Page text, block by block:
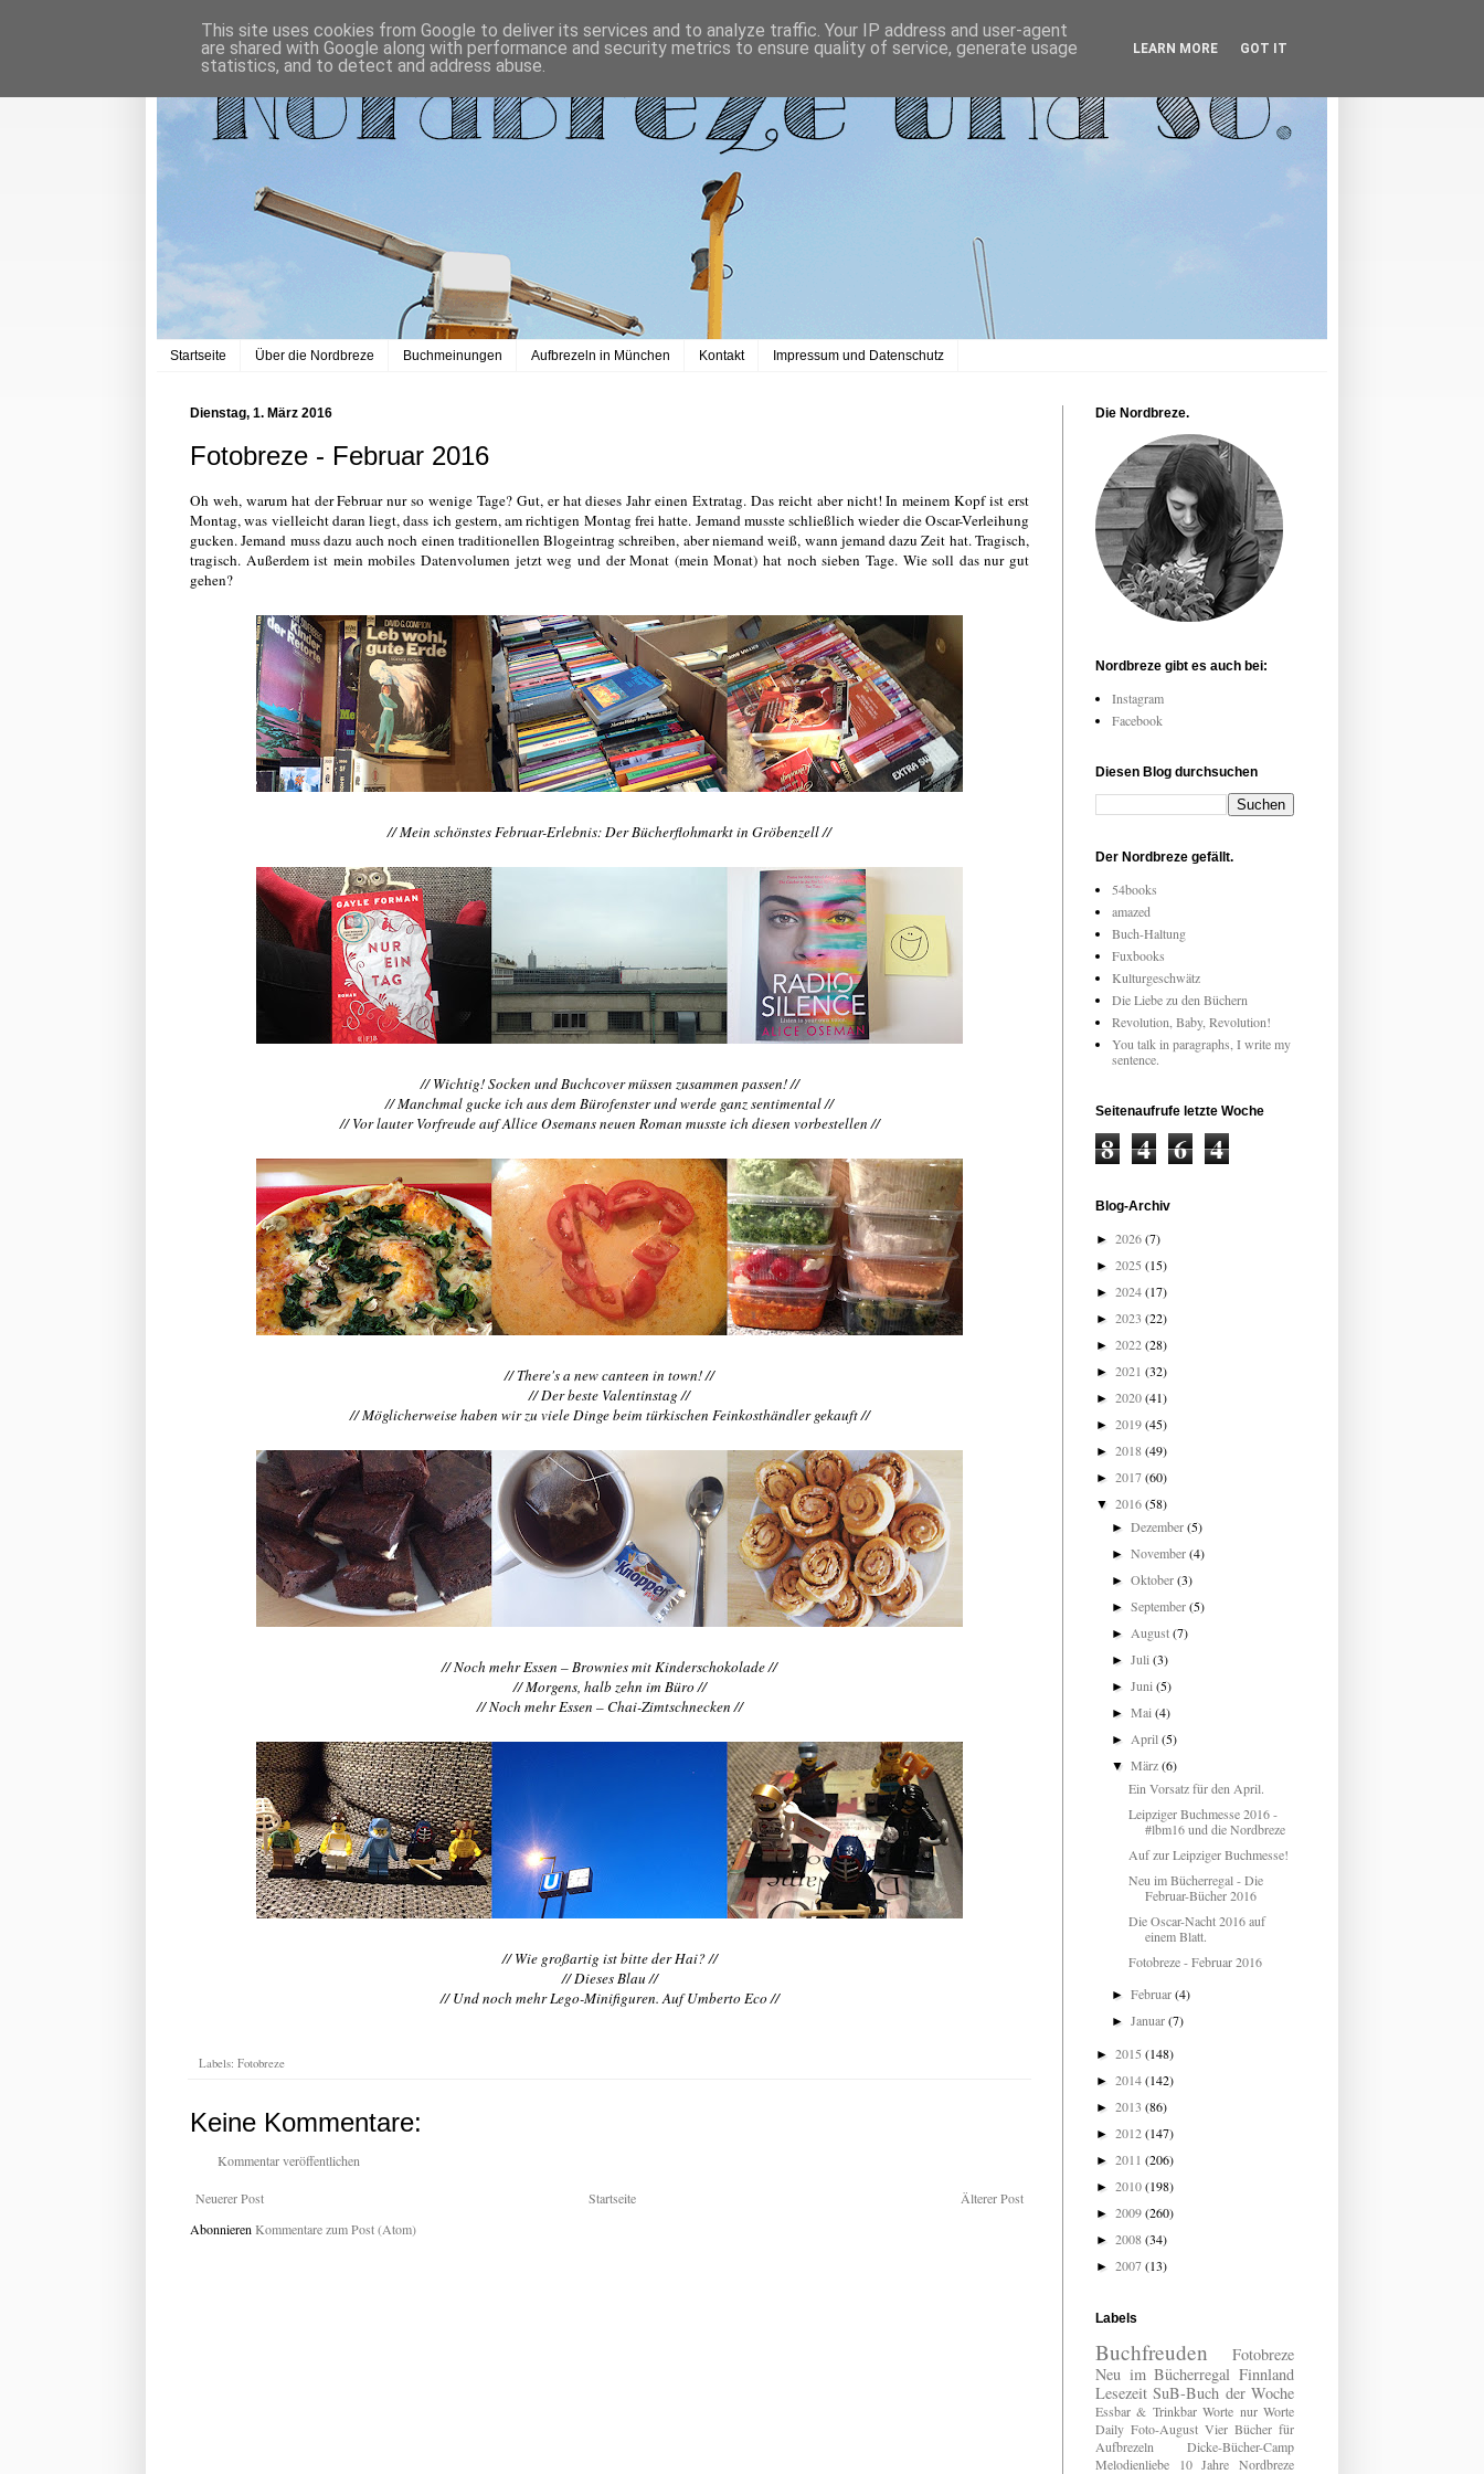
Startseite Über die Nordbreze Buchmeinungen Aufbrezeln in München Kontakt Impressum und Datenschutz
Dienstag, 1. März 2016
Fotobreze - Februar 2016
Oh weh, warum hat der Februar nur so wenige Tage? Gut, er hat dieses Jahr einen Extratag. Das reicht aber nicht! In meinem Kopf ist erst
Montag, was vielleicht daran liegt, dass ich gestern, am richtigen Montag frei hatte. Jemand musste schließlich wieder die Oscar-Verleihung
gucken. Jemand muss dazu auch noch einen traditionellen Blogeintrag schreiben, aber niemand weiß, wann jemand dazu Zeit hat. Tragisch,
tragisch. Außerdem ist mein mobiles Datenvolumen jetzt weg und der Monat (mein Monat) hat noch sieben Tage. Wie soll das nur gut
gehen?
// Mein schönstes Februar-Erlebnis: Der Bücherflohmarkt in Gröbenzell //
// Wichtig! Socken und Buchcover müssen zusammen passen! //
// Manchmal gucke ich aus dem Bürofenster und werde ganz sentimental //
// Vor lauter Vorfreude auf Allice Osemans neuen Roman musste ich diesen vorbestellen //
// There's a new canteen in town! //
// Der beste Valentinstag //
// Möglicherweise haben wir zu viele Dinge beim türkischen Feinkosthändler gekauft //
// Noch mehr Essen – Brownies mit Kinderschokolade //
// Morgens, halb zehn im Büro //
// Noch mehr Essen – Chai-Zimtschnecken //
// Wie großartig ist bitte der Hai? //
// Dieses Blau //
// Und noch mehr Lego-Minifiguren. Auf Umberto Eco //
Labels: Fotobreze
Keine Kommentare:
Kommentar veröffentlichen
Neuerer Post Älterer Post
Startseite
Abonnieren Kommentare zum Post (Atom)
Die Nordbreze.
Nordbreze gibt es auch bei:
Instagram
Facebook
Diesen Blog durchsuchen
Der Nordbreze gefällt.
54books
amazed
Buch-Haltung
Fuxbooks
Kulturgeschwätz
Die Liebe zu den Büchern
Revolution, Baby, Revolution!
You talk in paragraphs, I write my
sentence.
Seitenaufrufe letzte Woche
8 4 6 4
Blog-Archiv
► 2026(7)
► 2025 (15)
► 2024(17)
► 2023 (22)
► 2022(28)
► 2021 (32)
► 2020(41)
► 2019(45)
► 2018(49)
► 2017(60)
▼ 2016(58)
►Dezember(5)
►November(4)
►Oktober(3)
►September(5)
►August(7)
►Juli(3)
►Juni(5)
►Mai(4)
►April(5)
▼März(6)
Ein Vorsatz für den April.
Leipziger Buchmesse 2016 -
#lbm16 und die Nordbreze
Auf zur Leipziger Buchmesse!
Neu im Bücherregal - Die
Februar-Bücher 2016
Die Oscar-Nacht 2016 auf
einem Blatt.
Fotobreze - Februar 2016
►Februar(4)
►Januar(7)
► 2015 (148)
► 2014(142)
► 2013 (86)
► 2012(147)
► 2011 (206)
► 2010(198)
► 2009(260)
► 2008(34)
► 2007(13)
Labels
Buchfreuden
Fotobreze
Neu im Bücherregal Finnland
Lesezeit SuB-Buch der Woche
Essbar & Trinkbar Worte nur Worte
Daily Foto-August Vier Bücher für
Aufbrezeln
Dicke-Bücher-Camp
Melodienliebe
10 Jahre Nordbreze
This site uses cookies from Google to deliver its services and to analyze traffic. Your IP address and user-agent
are shared with Google along with performance and security metrics to ensure quality of service, generate usage
statistics, and to detect and address abuse.
LEARN MORE GOT IT